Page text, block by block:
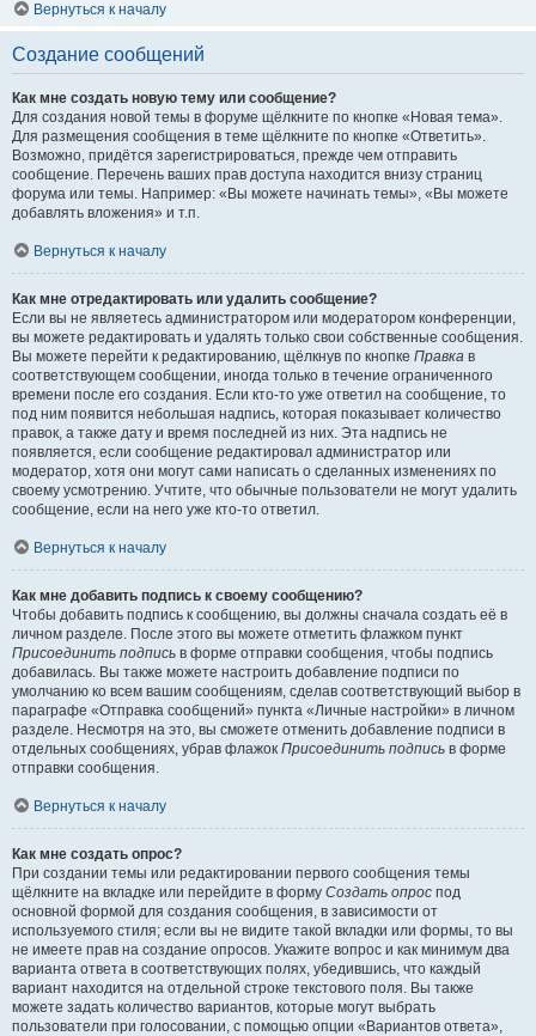
Вернуться к началу
Создание сообщений
Как мне создать новую тему или сообщение?
Для создания новой темы в форуме щёлкните по кнопке «Новая тема».
Для размещения сообщения в теме щёлкните по кнопке «Ответить».
Возможно, придётся зарегистрироваться, прежде чем отправить
сообщение. Перечень ваших прав доступа находится внизу страниц
форума или темы. Например: «Вы можете начинать темы», «Вы можете
добавлять вложения» и т.п.
Вернуться к началу
Как мне отредактировать или удалить сообщение?
Если вы не являетесь администратором или модератором конференции,
вы можете редактировать и удалять только свои собственные сообщения.
Вы можете перейти к редактированию, щёлкнув по кнопке Правка в
соответствующем сообщении, иногда только в течение ограниченного
времени после его создания. Если кто-то уже ответил на сообщение, то
под ним появится небольшая надпись, которая показывает количество
правок, а также дату и время последней из них. Эта надпись не
появляется, если сообщение редактировал администратор или
модератор, хотя они могут сами написать о сделанных изменениях по
своему усмотрению. Учтите, что обычные пользователи не могут удалить
сообщение, если на него уже кто-то ответил.
Вернуться к началу
Как мне добавить подпись к своему сообщению?
Чтобы добавить подпись к сообщению, вы должны сначала создать её в
личном разделе. После этого вы можете отметить флажком пункт
Присоединить подпись в форме отправки сообщения, чтобы подпись
добавилась. Вы также можете настроить добавление подписи по
умолчанию ко всем вашим сообщениям, сделав соответствующий выбор в
параграфе «Отправка сообщений» пункта «Личные настройки» в личном
разделе. Несмотря на это, вы сможете отменить добавление подписи в
отдельных сообщениях, убрав флажок Присоединить подпись в форме
отправки сообщения.
Вернуться к началу
Как мне создать опрос?
При создании темы или редактировании первого сообщения темы
щёлкните на вкладке или перейдите в форму Создать опрос под
основной формой для создания сообщения, в зависимости от
используемого стиля; если вы не видите такой вкладки или формы, то вы
не имеете прав на создание опросов. Укажите вопрос и как минимум два
варианта ответа в соответствующих полях, убедившись, что каждый
вариант находится на отдельной строке текстового поля. Вы также
можете задать количество вариантов, которые могут выбрать
пользователи при голосовании, с помощью опции «Вариантов ответа»,